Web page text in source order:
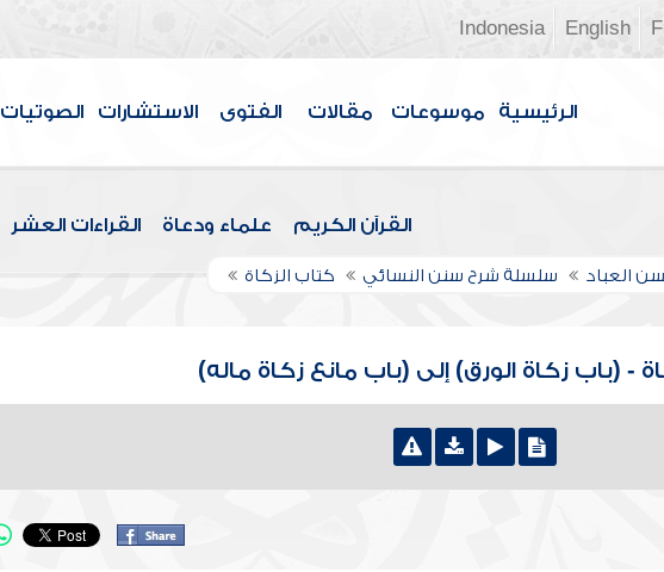
English
Indonesia
الرئيسية موسوعات مقالات الفتوى الاستشارات الصوتيات
القرآن الكريم علماء ودعاة القراءات العشر
العباد سلسلة شرح سنن النسائي كتاب الزكاة
- (باب زكاة الورق) إلى (باب مانع زكاة ماله)